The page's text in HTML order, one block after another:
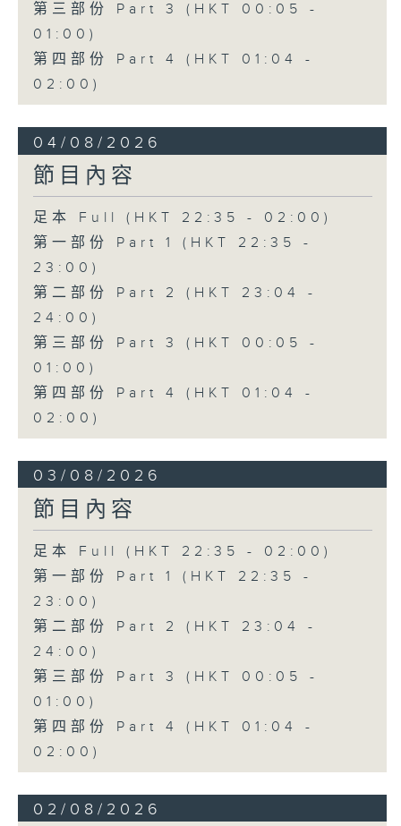
第三部份 Part 3 (HKT 00:05 -
01:00)
第四部份 Part 4 (HKT 01:04 -
02:00)
04/08/2026
節目內容
足本 Full (HKT 22:35 - 02:00)
第一部份 Part 1 (HKT 22:35 -
23:00)
第二部份 Part 2 (HKT 23:04 -
24:00)
第三部份 Part 3 (HKT 00:05 -
01:00)
第四部份 Part 4 (HKT 01:04 -
02:00)
03/08/2026
節目內容
足本 Full (HKT 22:35 - 02:00)
第一部份 Part 1 (HKT 22:35 -
23:00)
第二部份 Part 2 (HKT 23:04 -
24:00)
第三部份 Part 3 (HKT 00:05 -
01:00)
第四部份 Part 4 (HKT 01:04 -
02:00)
02/08/2026